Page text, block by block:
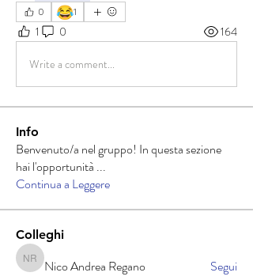
0
😂1
1 0 164
Write a comment...
Info
Benvenuto/a nel gruppo! In questa sezione
hai l'opportunità ...
Continua a Leggere
Colleghi
Nico Andrea Regano
Nico Andrea Regano Segui